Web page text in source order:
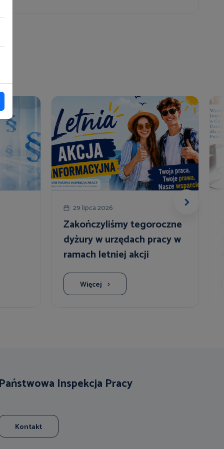
29 lipca 2026
Zakończyliśmy tegoroczne
dyżury w urzędach pracy w
ramach letniej akcji
informacyjnej
Więcej
Państwowa Inspekcja Pracy
Kontakt